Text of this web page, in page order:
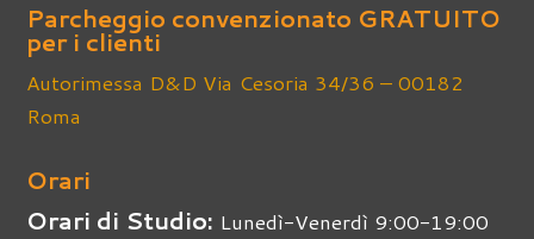
Parcheggio convenzionato GRATUITO
per i clienti
Autorimessa D&D Via Cesoria 34/36 – 00182
Roma
Orari
Orari di Studio: Lunedì-Venerdì 9:00-19:00